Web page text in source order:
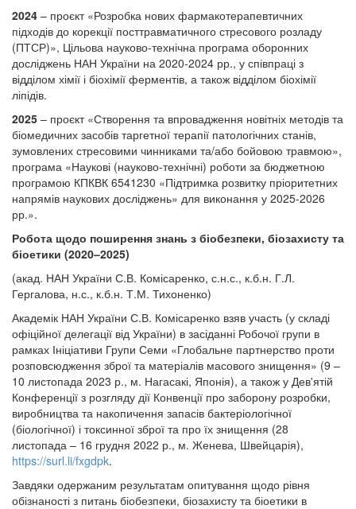
2024 – проєкт «Розробка нових фармакотерапевтичних
підходів до корекції посттравматичного стресового розладу
(ПТСР)», Цільова науково-технічна програма оборонних
досліджень НАН України на 2020-2024 рр., у співпраці з
відділом хімії і біохімії ферментів, а також відділом біохімії
ліпідів.
2025 – проєкт «Створення та впровадження новітніх методів та
біомедичних засобів таргетної терапії патологічних станів,
зумовлених стресовими чинниками та/або бойовою травмою»,
програма «Наукові (науково-технічні) роботи за бюджетною
програмою КПКВК 6541230 «Підтримка розвитку пріоритетних
напрямів наукових досліджень» для виконання у 2025-2026
рр.».
Робота щодо поширення знань з біобезпеки, біозахисту та
біоетики (2020–2025)
(акад. НАН України С.В. Комісаренко, с.н.с., к.б.н. Г.Л.
Гергалова, н.с., к.б.н. Т.М. Тихоненко)
Академік НАН України С.В. Комісаренко взяв участь (у складі
офіційної делегації від України) в засіданні Робочої групи в
рамках Ініціативи Групи Семи «Глобальне партнерство проти
розповсюдження зброї та матеріалів масового знищення» (9 –
10 листопада 2023 р., м. Нагасакі, Японія), а також у Дев'ятій
Конференції з розгляду дії Конвенції про заборону розробки,
виробництва та накопичення запасів бактеріологічної
(біологічної) і токсинної зброї та про їх знищення (28
листопада – 16 грудня 2022 р., м. Женева, Швейцарія),
https://surl.li/fxgdpk.
Завдяки одержаним результатам опитування щодо рівня
обізнаності з питань біобезпеки, біозахисту та біоетики в